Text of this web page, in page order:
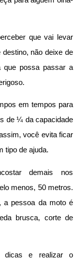
que vai levar
não deixe de
que possa passar a
em tempos para
de ¼ da capacidade
você evita ficar
tipo de ajuda.
demais nos
menos, 50 metros.
a pessoa da moto é
brusca, corte de
dicas e realizar o